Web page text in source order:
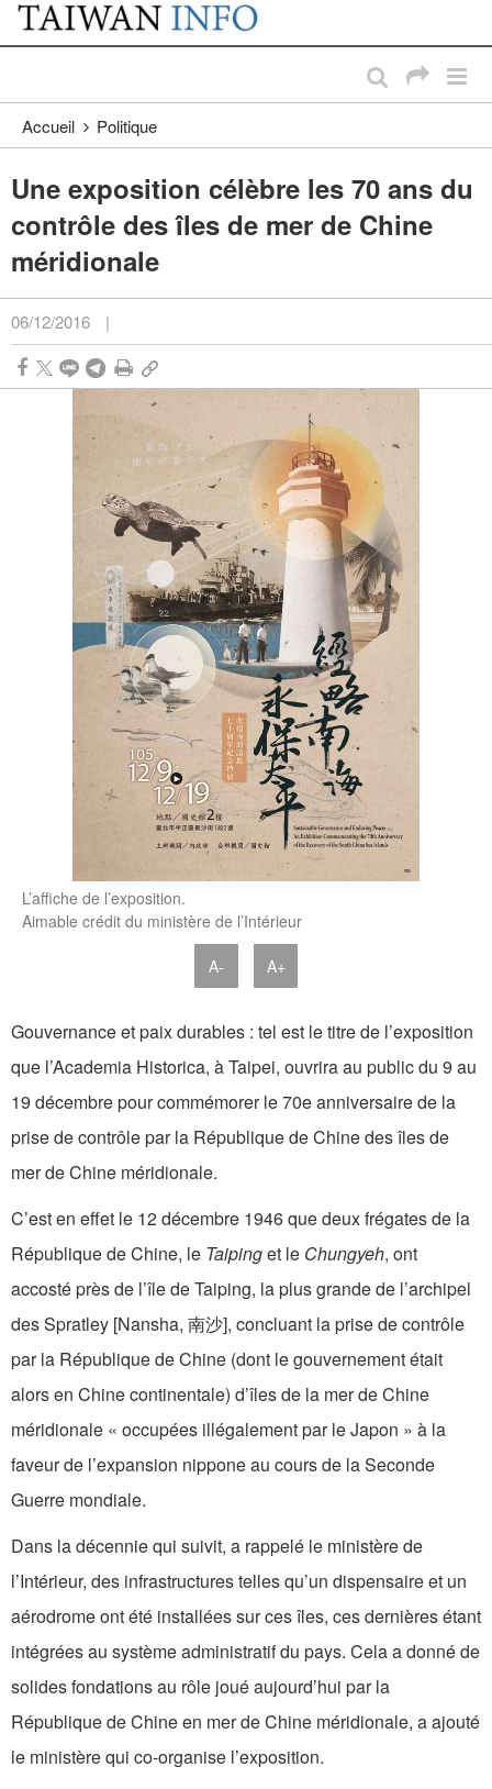
Passer au contenu principal
:::
Accueil Politique
Une exposition célèbre les 70 ans du
contrôle des îles de mer de Chine
méridionale
06/12/2016 |
L’affiche de l’exposition.
Aimable crédit du ministère de l’Intérieur
A- A+
Gouvernance et paix durables : tel est le titre de l’exposition
que l’Academia Historica, à Taipei, ouvrira au public du 9 au
19 décembre pour commémorer le 70e anniversaire de la
prise de contrôle par la République de Chine des îles de
mer de Chine méridionale.
C’est en effet le 12 décembre 1946 que deux frégates de la
République de Chine, le Taipinget le Chungyeh, ont
accosté près de l’île de Taiping, la plus grande de l’archipel
des Spratley [Nansha, 南沙], concluant la prise de contrôle
par la République de Chine (dont le gouvernement était
alors en Chine continentale) d’îles de la mer de Chine
méridionale « occupées illégalement par le Japon » à la
faveur de l’expansion nippone au cours de la Seconde
Guerre mondiale.
Dans la décennie qui suivit, a rappelé le ministère de
l’Intérieur, des infrastructures telles qu’un dispensaire et un
aérodrome ont été installées sur ces îles, ces dernières étant
intégrées au système administratif du pays. Cela a donné de
solides fondations au rôle joué aujourd’hui par la
République de Chine en mer de Chine méridionale, a ajouté
le ministère qui co-organise l’exposition.